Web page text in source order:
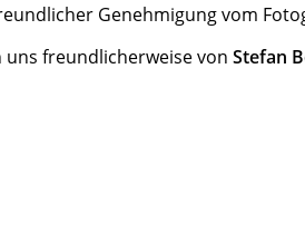
Genehmigung vom
freundlicherweise von Stefan